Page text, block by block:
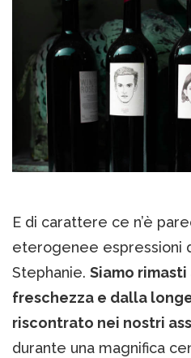
E di carattere ce n’è
eterogenee espressioni
Stephanie. Siamo
freschezza e dalla
riscontrato nei nostri
durante una magnifica